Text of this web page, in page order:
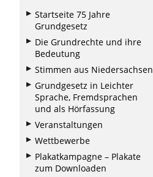
Startseite 75 Jahre
Grundgesetz
Die Grundrechte und ihre
Bedeutung
Stimmen aus Niedersachsen
Grundgesetz in Leichter
Sprache, Fremdsprachen
und als Hörfassung
Veranstaltungen
Wettbewerbe
Plakatkampagne – Plakate
zum Downloaden